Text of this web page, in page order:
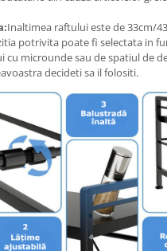
Inaltimea raftului este de 33cm/
potrivita poate fi selectata in
cu microunde sau de spatiul de
decideti sa il folositi.